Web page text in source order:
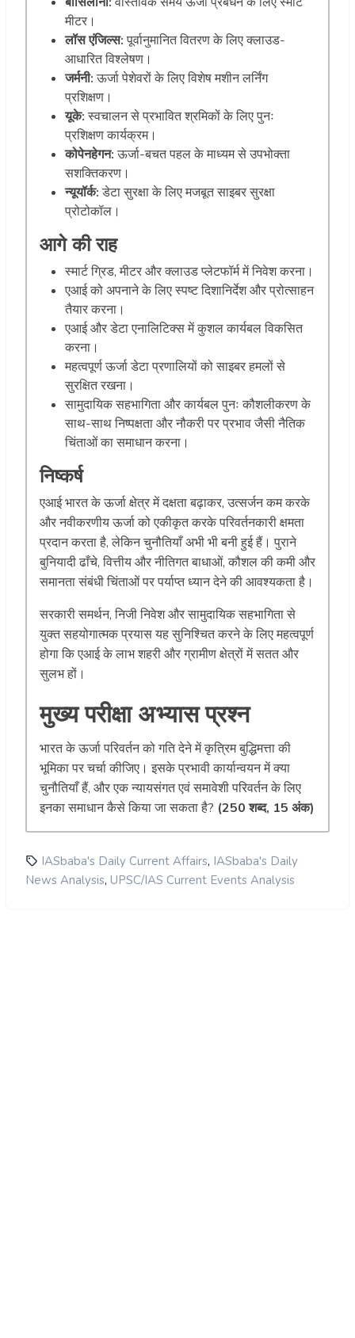
मीटर।
लॉस एंजिल्स:पूर्वानुमानित वितरण के लिए क्लाउड-
आधारित विश्लेषण।
जर्मनी:ऊर्जा पेशेवरों के लिए विशेष मशीन लर्निंग
प्रशिक्षण।
यूके:स्वचालन से प्रभावित श्रमिकों के लिए पुनः
प्रशिक्षण कार्यक्रम।
कोपेनहेगन:ऊर्जा-बचत पहल के माध्यम से उपभोक्ता
सशक्तिकरण।
न्यूयॉर्क:डेटा सुरक्षा के लिए मजबूत साइबर सुरक्षा
प्रोटोकॉल।
आगे की राह
स्मार्ट ग्रिड, मीटर और क्लाउड प्लेटफॉर्म में निवेश करना।
एआई को अपनाने के लिए स्पष्ट दिशानिर्देश और प्रोत्साहन
तैयार करना।
एआई और डेटा एनालिटिक्स में कुशल कार्यबल विकसित
करना।
महत्वपूर्ण ऊर्जा डेटा प्रणालियों को साइबर हमलों से
सुरक्षित रखना।
सामुदायिक सहभागिता और कार्यबल पुनः कौशलीकरण के
साथ-साथ निष्पक्षता और नौकरी पर प्रभाव जैसी नैतिक
चिंताओं का समाधान करना।
निष्कर्ष
एआई भारत के ऊर्जा क्षेत्र में दक्षता बढ़ाकर, उत्सर्जन कम करके
और नवीकरणीय ऊर्जा को एकीकृत करके परिवर्तनकारी क्षमता
प्रदान करता है, लेकिन चुनौतियाँ अभी भी बनी हुई हैं। पुराने
बुनियादी ढाँचे, वित्तीय और नीतिगत बाधाओं, कौशल की कमी और
समानता संबंधी चिंताओं पर पर्याप्त ध्यान देने की आवश्यकता है।
सरकारी समर्थन, निजी निवेश और सामुदायिक सहभागिता से
युक्त सहयोगात्मक प्रयास यह सुनिश्चित करने के लिए महत्वपूर्ण
होगा कि एआई के लाभ शहरी और ग्रामीण क्षेत्रों में सतत और
सुलभ हों।
मुख्य परीक्षा अभ्यास प्रश्न
भारत के ऊर्जा परिवर्तन को गति देने में कृत्रिम बुद्धिमत्ता की
भूमिका पर चर्चा कीजिए। इसके प्रभावी कार्यान्वयन में क्या
चुनौतियाँ हैं, और एक न्यायसंगत एवं समावेशी परिवर्तन के लिए
इनका समाधान कैसे किया जा सकता है? (250 शब्द, 15 अंक)
IASbaba's Daily Current Affairs, IASbaba's Daily
News Analysis, UPSC/IAS Current Events Analysis